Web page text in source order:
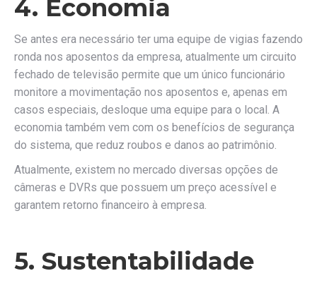
4. Economia
Se antes era necessário ter uma equipe de vigias fazendo
ronda nos aposentos da empresa, atualmente um circuito
fechado de televisão permite que um único funcionário
monitore a movimentação nos aposentos e, apenas em
casos especiais, desloque uma equipe para o local. A
economia também vem com os benefícios de segurança
do sistema, que reduz roubos e danos ao patrimônio.
Atualmente, existem no mercado diversas opções de
câmeras e DVRs que possuem um preço acessível e
garantem retorno financeiro à empresa.
5. Sustentabilidade